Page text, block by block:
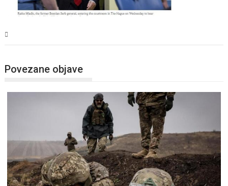
Povezane objave